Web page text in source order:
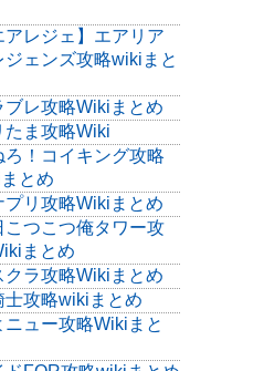
アレジェ】エアリア
ジェンズ攻略wikiまと
ブレ攻略Wikiまとめ
たま攻略Wiki
ろ！コイキング攻略
とめ
プリ攻略Wikiまとめ
こつこつ俺タワー攻
まとめ
クラ攻略Wikiまとめ
士攻略wikiまとめ
ニュー攻略Wikiまと